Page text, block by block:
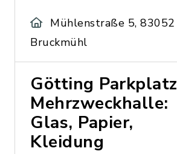
Mühlenstraße 5, 83052
Bruckmühl
Götting Parkplatz
Mehrzweckhalle:
Glas, Papier,
Kleidung